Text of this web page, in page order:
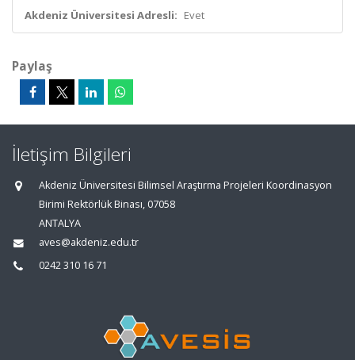
Akdeniz Üniversitesi Adresli: Evet
Paylaş
İletişim Bilgileri
Akdeniz Üniversitesi Bilimsel Araştırma Projeleri Koordinasyon
Birimi Rektörlük Binası, 07058
ANTALYA
aves@akdeniz.edu.tr
0242 310 16 71